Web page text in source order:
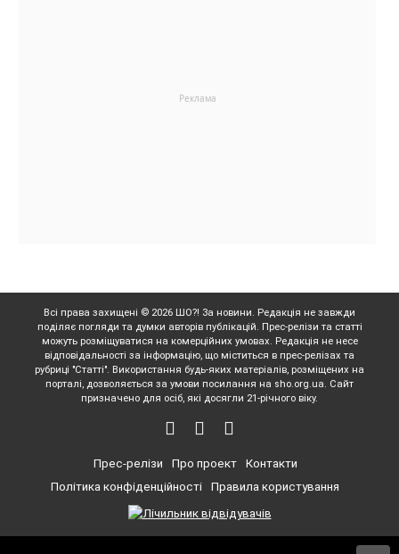
Всі права захищені © 2026 ШО?! За новини. Редакція не завжди
поділяє погляди та думки авторів публікацій. Прес-релізи та статті
можуть розміщуватися на комерційних умовах. Редакція не несе
відповідальності за інформацію, що міститься в прес-релізах та
рубриці "Статті". Використання будь-яких матеріалів, розміщених на
порталі, дозволяється за умови посилання на sho.org.ua. Сайт
призначено для осіб, які досягли 21-річного віку.
Прес-релізи Про проект
Контакти
Політика конфіденційності
Правила користування